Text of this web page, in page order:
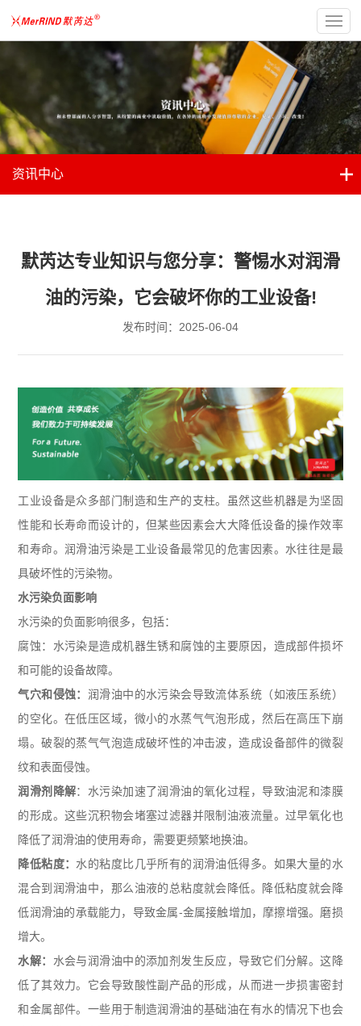
资讯中心
默芮达专业知识与您分享：警惕水对润滑
油的污染，它会破坏你的工业设备!
发布时间：2025-06-04
工业设备是众多部门制造和生产的支柱。虽然这些机器是为坚固
性能和长寿命而设计的，但某些因素会大大降低设备的操作效率
和寿命。润滑油污染是工业设备最常见的危害因素。水往往是最
具破坏性的污染物。
水污染负面影响
水污染的负面影响很多，包括：
腐蚀：水污染是造成机器生锈和腐蚀的主要原因，造成部件损坏
和可能的设备故障。
气穴和侵蚀： 润滑油中的水污染会导致流体系统（如液压系统）
的空化。在低压区域，微小的水蒸气气泡形成，然后在高压下崩
塌。破裂的蒸气气泡造成破坏性的冲击波，造成设备部件的微裂
纹和表面侵蚀。
润滑剂降解：水污染加速了润滑油的氧化过程，导致油泥和漆膜
的形成。这些沉积物会堵塞过滤器并限制油液流量。过早氧化也
降低了润滑油的使用寿命，需要更频繁地换油。
降低粘度： 水的粘度比几乎所有的润滑油低得多。如果大量的水
混合到润滑油中，那么油液的总粘度就会降低。降低粘度就会降
低润滑油的承载能力，导致金属-金属接触增加，摩擦增强。磨损
增大。
水解： 水会与润滑油中的添加剂发生反应，导致它们分解。这降
低了其效力。它会导致酸性副产品的形成，从而进一步损害密封
和金属部件。一些用于制造润滑油的基础油在有水的情况下也会